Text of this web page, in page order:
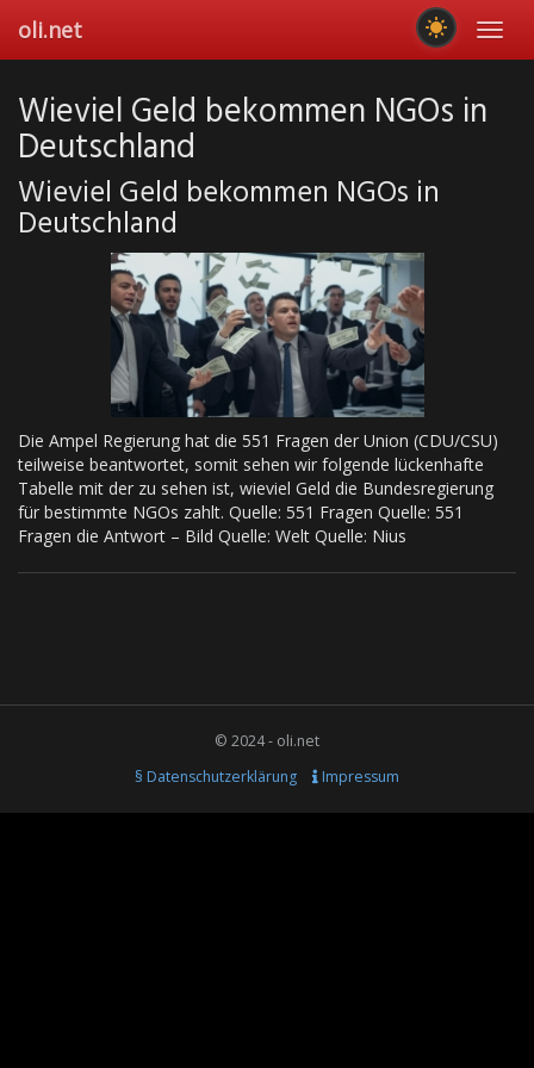
main
oli.net
Wieviel Geld bekommen NGOs in
Deutschland
Wieviel Geld bekommen NGOs in
Deutschland
Die Ampel Regierung hat die 551 Fragen der Union (CDU/CSU)
teilweise beantwortet, somit sehen wir folgende lückenhafte
Tabelle mit der zu sehen ist, wieviel Geld die Bundesregierung
für bestimmte NGOs zahlt. Quelle: 551 Fragen Quelle: 551
Fragen die Antwort – Bild Quelle: Welt Quelle: Nius
© 2024 - oli.net
§ Datenschutzerklärung
Impressum